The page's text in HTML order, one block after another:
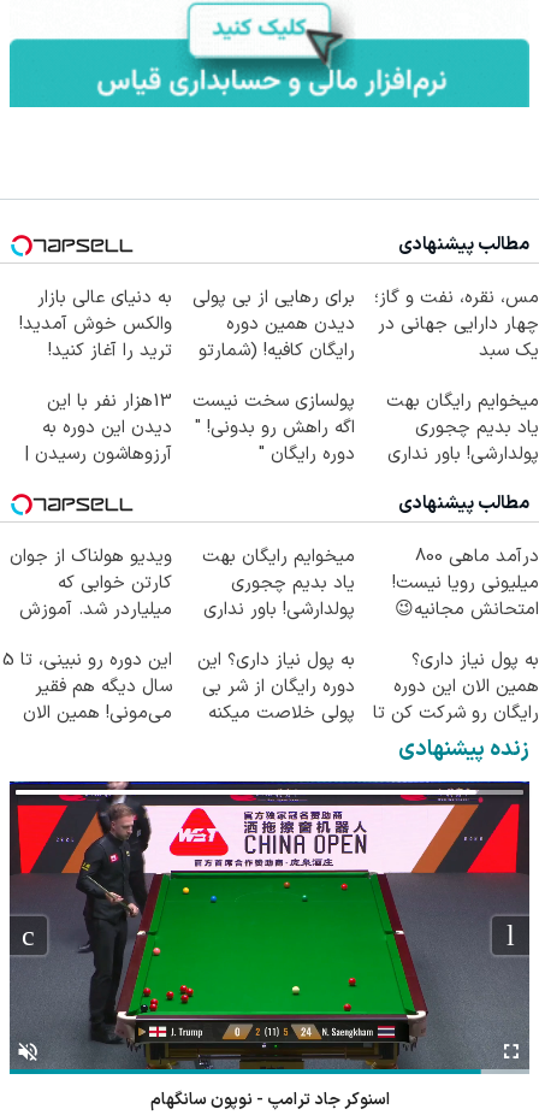
مطالب پیشنهادی
مس، نقره، نفت و گاز؛
چهار دارایی جهانی در
یک سبد
برای رهایی از بی پولی
دیدن همین دوره
رایگان کافیه! (شمارتو
به دنیای عالی بازار
والکس خوش آمدید!
ترید را آغاز کنید!
میخوایم رایگان بهت
یاد بدیم چجوری
پولدارشی! باور نداری
پولسازی سخت نیست
اگه راهش رو بدونی! "
دوره رایگان "
13هزار نفر با این
دیدن این دوره به
آرزوهاشون رسیدن |
مطالب پیشنهادی
درآمد ماهی 800
میلیونی رویا نیست!
امتحانش مجانیه😉
میخوایم رایگان بهت
یاد بدیم چجوری
پولدارشی! باور نداری
ویدیو هولناک از جوان
کارتن خوابی که
میلیاردر شد. آموزش
به پول نیاز داری؟
همین الان این دوره
رایگان رو شرکت کن تا
دیر نشده!
به پول نیاز داری؟ این
دوره رایگان از شر بی
پولی خلاصت میکنه
این دوره رو نبینی، تا 5
سال دیگه هم فقیر
می‌مونی! همین الان
زنده پیشنهادی
اسنوکر جاد ترامپ - نوپون سانگهام